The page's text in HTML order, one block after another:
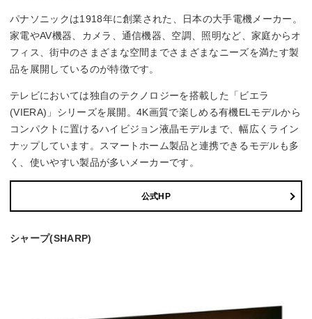
パナソニックは1918年に創業された、日本の大手電機メーカー。
家電やAV機器、カメラ、通信機器、空調、照明など、家庭からオ
フィス、街中のさまざまな空間までさまざまなニーズを満たす製
品を展開しているのが特徴です。
テレビにおいては独自のテクノロジーを搭載した「ビエラ
(VIERA)」シリーズを展開。4K画質で楽しめる有機ELモデルから
コンパクトに置けるハイビジョン液晶モデルまで、幅広くライン
ナップしています。スマートホーム製品と連携できるモデルも多
く、使いやすい製品が多いメーカーです。
公式HP
シャープ(SHARP)